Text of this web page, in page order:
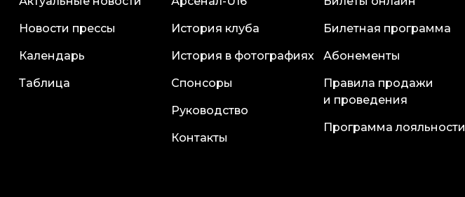
Новости прессы
Календарь
Таблица
История клуба
История в фотографиях
Спонсоры
Руководство
Контакты
Билетная программа
Абонементы
Правила продажи
и проведения
Программа лояльности